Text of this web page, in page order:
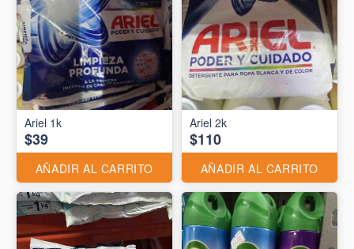
Ariel 1k
$39
AÑADIR AL CARRITO
Ariel 2k
$110
AÑADIR AL CARRITO